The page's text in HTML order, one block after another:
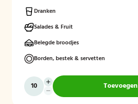
dag.
Dranken
Salades & Fruit
Belegde broodjes
Borden, bestek & servetten
Toevoegen